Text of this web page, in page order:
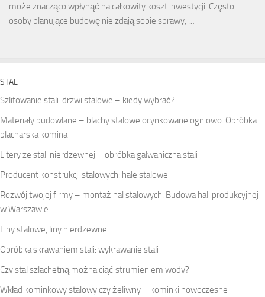
może znacząco wpłynąć na całkowity koszt inwestycji. Często
osoby planujące budowę nie zdają sobie sprawy, …
STAL
Szlifowanie stali: drzwi stalowe – kiedy wybrać?
Materiały budowlane – blachy stalowe ocynkowane ogniowo. Obróbka
blacharska komina
Litery ze stali nierdzewnej – obróbka galwaniczna stali
Producent konstrukcji stalowych: hale stalowe
Rozwój twojej firmy – montaż hal stalowych. Budowa hali produkcyjnej
w Warszawie
Liny stalowe, liny nierdzewne
Obróbka skrawaniem stali: wykrawanie stali
Czy stal szlachetną można ciąć strumieniem wody?
Wkład kominkowy stalowy czy żeliwny – kominki nowoczesne